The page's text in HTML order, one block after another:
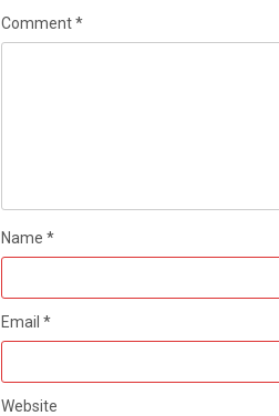
Comment*
Name *
Email *
Website